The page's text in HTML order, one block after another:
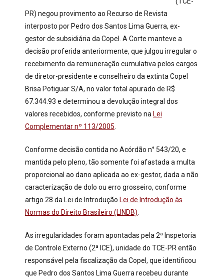
PR) negou provimento ao Recurso de Revista
interposto por Pedro dos Santos Lima Guerra, ex-
gestor de subsidiária da Copel. A Corte manteve a
decisão proferida anteriormente, que julgou irregular o
recebimento da remuneração cumulativa pelos cargos
de diretor-presidente e conselheiro da extinta Copel
Brisa Potiguar S/A, no valor total apurado de R$
67.344.93 e determinou a devolução integral dos
valores recebidos, conforme previsto na Lei
Complementar nº 113/2005
Conforme decisão contida no Acórdão n° 543/20, e
mantida pelo pleno, tão somente foi afastada a multa
proporcional ao dano aplicada ao ex-gestor, dada a não
caracterização de dolo ou erro grosseiro, conforme
artigo 28 da Lei de Introdução Lei de Introdução às
Normas do Direito Brasileiro (LINDB)
As irregularidades foram apontadas pela 2ª Inspetoria
de Controle Externo (2ª ICE), unidade do TCE-PR então
responsável pela fiscalização da Copel, que identificou
que Pedro dos Santos Lima Guerra recebeu durante